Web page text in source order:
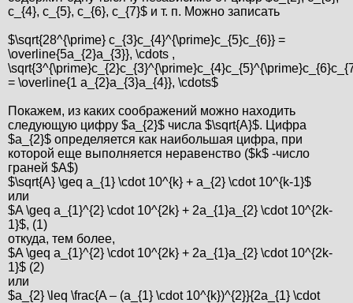
c_{4}, c_{5}, c_{6}, c_{7}$ и т. п. Можно записать
$\sqrt{28^{\prime} c_{3}c_{4}^{\prime}c_{5}c_{6}} =
\overline{5a_{2}a_{3}}, \cdots ,
= \overline{1 a_{2}a_{3}a_{4}}, \cdots$
Покажем, из каких соображений можно находить
следующую цифру $a_{2}$ числа $\sqrt{A}$. Цифра
$a_{2}$ определяется как наибольшая цифра, при
которой еще выполняется неравенство ($k$ -число
граней $A$)
$\sqrt{A} \geq a_{1} \cdot 10^{k} + a_{2} \cdot 10^{k-1}$
или
$A \geq a_{1}^{2} \cdot 10^{2k} + 2a_{1}a_{2} \cdot 10^{2k-
1}$, (1)
откуда, тем более,
$A \geq a_{1}^{2} \cdot 10^{2k} + 2a_{1}a_{2} \cdot 10^{2k-
1}$ (2)
или
$a_{2} \leq \frac{A – (a_{1} \cdot 10^{k})^{2}}{2a_{1} \cdot